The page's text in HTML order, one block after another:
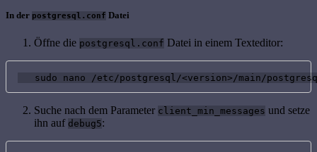
In der postgresql.conf Datei
Öffne die postgresql.conf Datei in einem Texteditor:
sudo nano /etc/postgresql/<version>/main/
Suche nach dem Parameter client_min_messages und setze
ihn auf debug5: